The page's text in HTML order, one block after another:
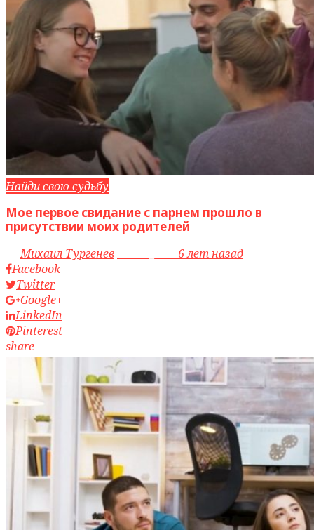
Найди свою судьбу
Мое первое свидание с парнем прошло в
присутствии моих родителей
byМихаил Тургенев
6 лет назад
Facebook
Twitter
Google+
LinkedIn
Pinterest
share